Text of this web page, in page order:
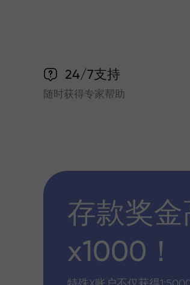
24/7支持
随时获得专家帮助
存款奖金
x1000！